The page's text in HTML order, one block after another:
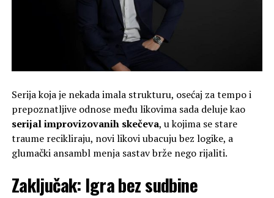
Serija koja je nekada imala strukturu, osećaj za tempo i
prepoznatljive odnose među likovima sada deluje kao
serijal improvizovanih skečeva, u kojima se stare
traume recikliraju, novi likovi ubacuju bez logike, a
glumački ansambl menja sastav brže nego rijaliti.
Zaključak: Igra bez sudbine